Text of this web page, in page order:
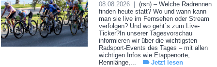
08.08.2026 |
(rsn) – Welche Radrennen
finden heute statt? Wo und wann kann
man sie live im Fernsehen oder Stream
verfolgen? Und wo geht´s zum Live-
Ticker?In unserer Tagesvorschau
informieren wir über die wichtigsten
Radsport-Events des Tages – mit allen
wichtigen Infos wie Etappenorte,
Rennlänge,...
Jetzt lesen